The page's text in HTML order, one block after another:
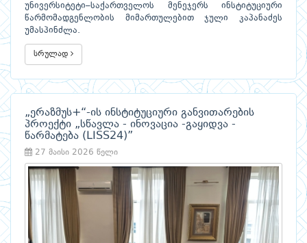
უნივერსიტეტი–საქართველოს მენეჯერს ინსტიტუციური
წარმომადგენლობის მიმართულებით ჯული კაპანაძეს
უმასპინძლა.
სრულად
„ერაზმუს+“-ის ინსტიტუციური განვითარების
პროექტი „სწავლა - ინოვაცია -გაყიდვა -
წარმატება (LISS24)”
27 მაისი 2026 წელი